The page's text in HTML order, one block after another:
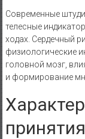
Современные
телесные
ходах. Сердечный
физиологические
головной мозг,
и формирование